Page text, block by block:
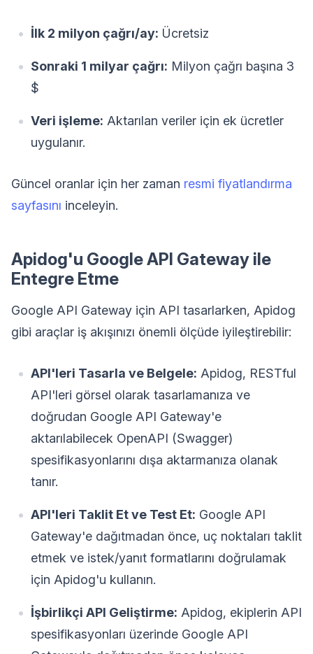
İlk 2 milyon çağrı/ay: Ücretsiz
Sonraki 1 milyar çağrı: Milyon çağrı başına 3
$
Veri işleme: Aktarılan veriler için ek ücretler
uygulanır.
Güncel oranlar için her zaman resmi fiyatlandırma
sayfasını inceleyin.
Apidog'u Google API Gateway ile
Entegre Etme
Google API Gateway için API tasarlarken, Apidog
gibi araçlar iş akışınızı önemli ölçüde iyileştirebilir:
API'leri Tasarla ve Belgele: Apidog, RESTful
API'leri görsel olarak tasarlamanıza ve
doğrudan Google API Gateway'e
aktarılabilecek OpenAPI (Swagger)
spesifikasyonlarını dışa aktarmanıza olanak
tanır.
API'leri Taklit Et ve Test Et: Google API
Gateway'e dağıtmadan önce, uç noktaları taklit
etmek ve istek/yanıt formatlarını doğrulamak
için Apidog'u kullanın.
İşbirlikçi API Geliştirme: Apidog, ekiplerin API
spesifikasyonları üzerinde Google API